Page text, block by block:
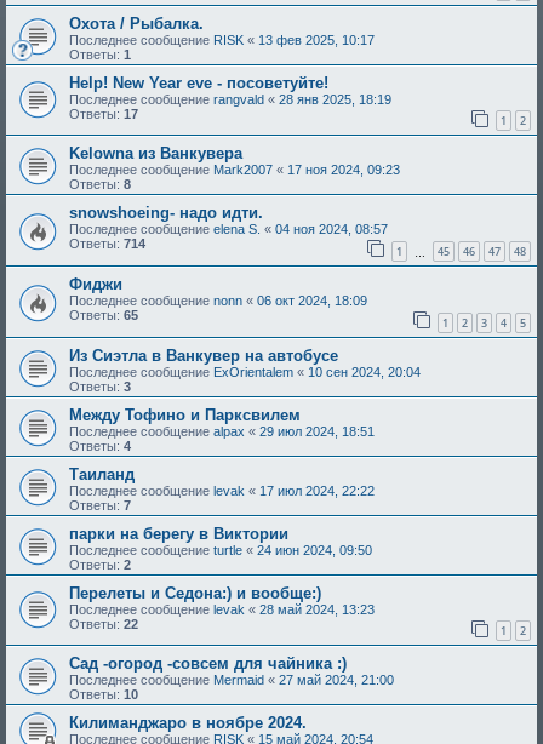
Охота / Рыбалка.
Последнее сообщение RISK « 13 фев 2025, 10:17
Ответы: 1
Help! New Year eve - посоветуйте!
Последнее сообщение rangvald « 28 янв 2025, 18:19
Ответы: 17 1 2
Kelowna из Ванкувера
Последнее сообщение Mark2007 « 17 ноя 2024, 09:23
Ответы: 8
snowshoeing- надо идти.
Последнее сообщение elena S. « 04 ноя 2024, 08:57
Ответы: 714 1 45 46 47 48
Фиджи
Последнее сообщение nonn « 06 окт 2024, 18:09
Ответы: 65 1 2 3 4 5
Из Сиэтла в Ванкувер на автобусе
Последнее сообщение ExOrientalem « 10 сен 2024, 20:04
Ответы: 3
Между Тофино и Парксвилем
Последнее сообщение alpax « 29 июл 2024, 18:51
Ответы: 4
Таиланд
Последнее сообщение levak « 17 июл 2024, 22:22
Ответы: 7
парки на берегу в Виктории
Последнее сообщение turtle « 24 июн 2024, 09:50
Ответы: 2
Перелеты и Седона:) и вообще:)
Последнее сообщение levak « 28 май 2024, 13:23
Ответы: 22 1 2
Сад -огород -совсем для чайника :)
Последнее сообщение Mermaid « 27 май 2024, 21:00
Ответы: 10
Килиманджаро в ноябре 2024.
Последнее сообщение RISK « 15 май 2024, 20:54